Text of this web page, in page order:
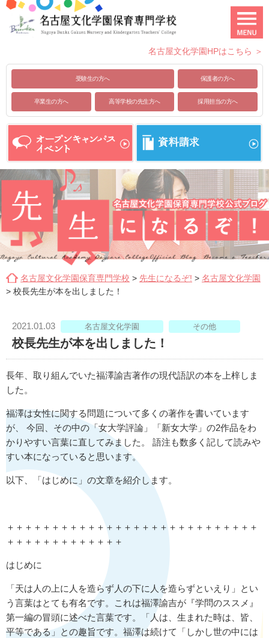
名古屋文化学園HPはこちら ＞
受験生の方へ 保護者の方へ
卒業生の方へ 高等学校の先生方へ 採用担当の方へ
名古屋文化学園保育専門学校 > 先生になるぞ! > 名古屋文化学園
> 校長先生が本を出しました！
2021.01.03 名古屋文化学園 その他
校長先生が本を出しました！
長年、取り組んでいた福澤諭吉著作の現代語訳の本を上梓しま
した。
福澤は女性に関する問題について多くの著作を書いています
が、 今回、その中の「女大学評論」「新女大学」の2作品をわ
かりやすい言葉に直してみました。 語注も数多く記して読みや
すい本になっていると思います。
以下、「はじめに」の文章を紹介します。
＋＋＋＋＋＋＋＋＋＋＋＋＋＋＋＋＋＋＋＋＋＋＋＋＋＋＋＋
＋＋＋＋＋＋＋＋＋＋＋＋＋
はじめに
「天は人の上に人を造らず人の下に人を造らずといえり」とい
う言葉はとても有名です。これは福澤諭吉が『学問のススメ』
第一編の冒頭に述べた言葉です。「人は、生まれた時は、皆、
平等である」との趣旨です。福澤は続けて「しかし世の中には